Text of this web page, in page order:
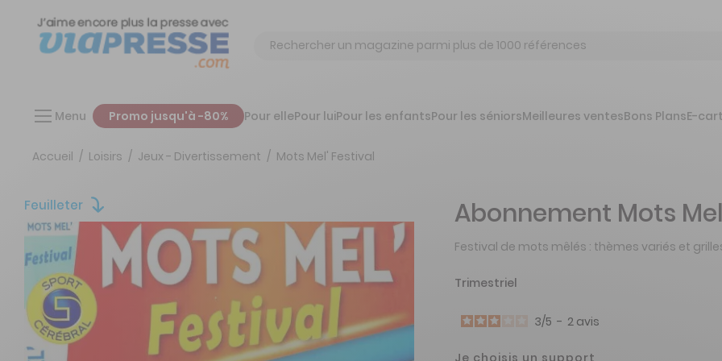
Chercher
Menu Promo jusqu'à -80% Pour ellePour luiPour les enfantsPour les séniorsMeilleures ventesBons PlansE-
Accueil Loisirs Jeux - Divertissement Mots Mel' Festival
Feuilleter Abonnement Mots
Festival de mots mêlés : thèmes variés et
Trimestriel
3/5 - 2 avis
Je choisis un support